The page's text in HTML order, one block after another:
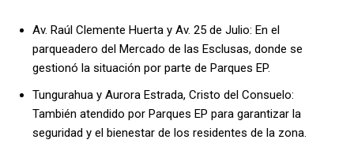
Av. Raúl Clemente Huerta y Av. 25 de Julio: En el
parqueadero del Mercado de las Esclusas, donde se
gestionó la situación por parte de Parques EP.
Tungurahua y Aurora Estrada, Cristo del Consuelo:
También atendido por Parques EP para garantizar la
seguridad y el bienestar de los residentes de la zona.